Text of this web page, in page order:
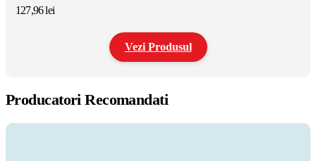
fi
alese
127,96lei
Vezi Produsul
are
multe
Producatori Recomandati